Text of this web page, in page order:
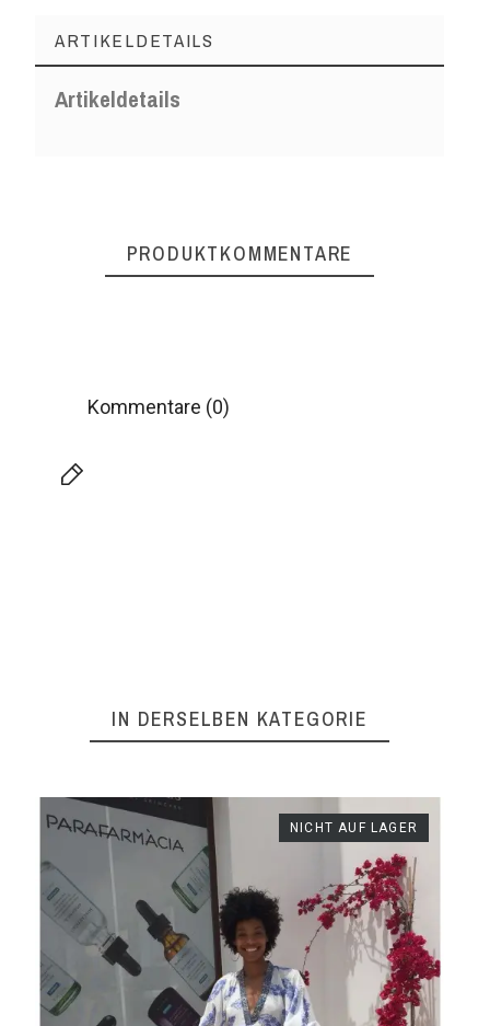
ARTIKELDETAILS
Artikeldetails
PRODUKTKOMMENTARE
Kommentare (0)
IN DERSELBEN KATEGORIE
NICHT AUF LAGER